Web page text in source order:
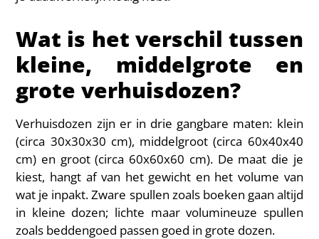
Wat is het verschil tussen
kleine, middelgrote en
grote verhuisdozen?
Verhuisdozen zijn er in drie gangbare maten: klein
(circa 30x30x30 cm), middelgroot (circa 60x40x40
cm) en groot (circa 60x60x60 cm). De maat die je
kiest, hangt af van het gewicht en het volume van
wat je inpakt. Zware spullen zoals boeken gaan altijd
in kleine dozen; lichte maar volumineuze spullen
zoals beddengoed passen goed in grote dozen.